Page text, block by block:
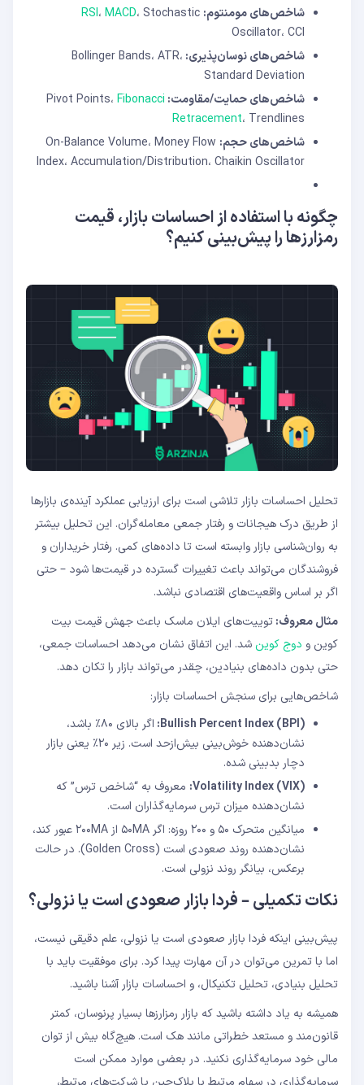
شاخص‌های مومنتوم:
RSI، MACD، Stochastic
Oscillator، CCI
شاخص‌های نوسان‌پذیری: Bollinger Bands، ATR،
Standard Deviation
شاخص‌های حمایت/مقاومت:
Pivot Points، Fibonacci
Retracement، Trendlines
شاخص‌های حجم: On-Balance Volume، Money Flow
Index، Accumulation/Distribution، Chaikin Oscillator
چگونه با استفاده از احساسات بازار، قیمت
رمزارزها را پیش‌بینی کنیم؟
تحلیل احساسات بازار تلاشی است برای ارزیابی عملکرد آینده‌ی بازارها
از طریق درک هیجانات و رفتار جمعی معامله‌گران. این تحلیل بیشتر
به روان‌شناسی بازار وابسته است تا داده‌های کمی. رفتار خریداران و
فروشندگان می‌تواند باعث تغییرات گسترده در قیمت‌ها شود – حتی
اگر بر اساس واقعیت‌های اقتصادی نباشد.
مثال معروف:توییت‌های ایلان ماسک باعث جهش قیمت بیت
کوین و دوج کوین شد. این اتفاق نشان می‌دهد احساسات جمعی،
حتی بدون داده‌های بنیادین، چقدر می‌تواند بازار را تکان دهد.
شاخص‌هایی برای سنجش احساسات بازار:
Bullish Percent Index (BPI):
اگر بالای ۸۰٪ باشد،
نشان‌دهنده خوش‌بینی بیش‌ازحد است. زیر ۲۰٪ یعنی بازار
دچار بدبینی شده.
Volatility Index (VIX): معروف به “شاخص ترس” که
نشان‌دهنده میزان ترس سرمایه‌گذاران است.
میانگین متحرک ۵۰ و ۲۰۰ روزه: اگر ۵۰MA از ۲۰۰MA عبور کند،
نشان‌دهنده روند صعودی است (Golden Cross). در حالت
برعکس، بیانگر روند نزولی است.
نکات تکمیلی – فردا بازار صعودی است یا نزولی؟
پیش‌بینی اینکه فردا بازار صعودی است یا نزولی، علم دقیقی نیست،
اما با تمرین می‌توان در آن مهارت پیدا کرد. برای موفقیت باید با
تحلیل بنیادی، تحلیل تکنیکال، و احساسات بازار آشنا باشید.
همیشه به یاد داشته باشید که بازار رمزارزها بسیار پرنوسان، کمتر
قانون‌مند و مستعد خطراتی مانند هک است. هیچ‌گاه بیش از توان
مالی خود سرمایه‌گذاری نکنید. در بعضی موارد ممکن است